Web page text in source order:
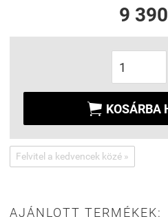
9
 KOSÁRBA
Felvitel a kedvencek közé »
AJÁNLOTT TERMÉKEK: